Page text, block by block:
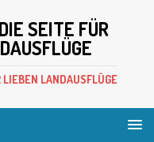
SEITE FÜR
LANDAUSFLÜGE